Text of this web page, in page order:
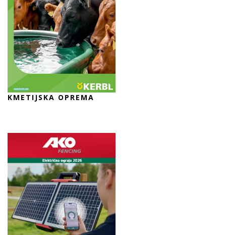
KMETIJSKA OPREMA